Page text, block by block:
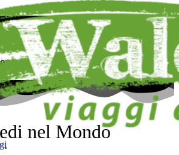
sentiretoccareannusare
nel Mondo